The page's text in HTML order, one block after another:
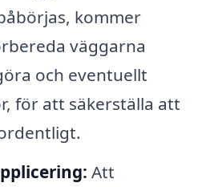
kommer
väggarna
och eventuellt
för att säkerställa att
Att